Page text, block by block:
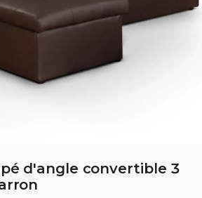
d'angle convertible 3